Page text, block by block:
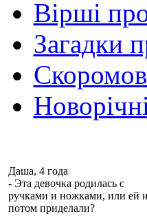
Вірші
Загадки
Даша, 4 года
- Эта девочка родилась с
ручками и ножками, или ей
потом приделали?